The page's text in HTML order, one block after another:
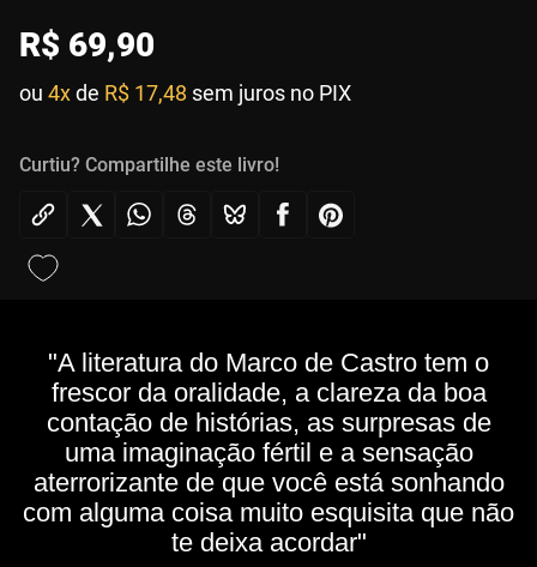
R$ 69,90
ou 4xde R$ 17,48 sem juros no PIX
Curtiu? Compartilhe este livro!
"A literatura do Marco de Castro tem o
frescor da oralidade, a clareza da boa
contação de histórias, as surpresas de
uma imaginação fértil e a sensação
aterrorizante de que você está sonhando
com alguma coisa muito esquisita que não
te deixa acordar"